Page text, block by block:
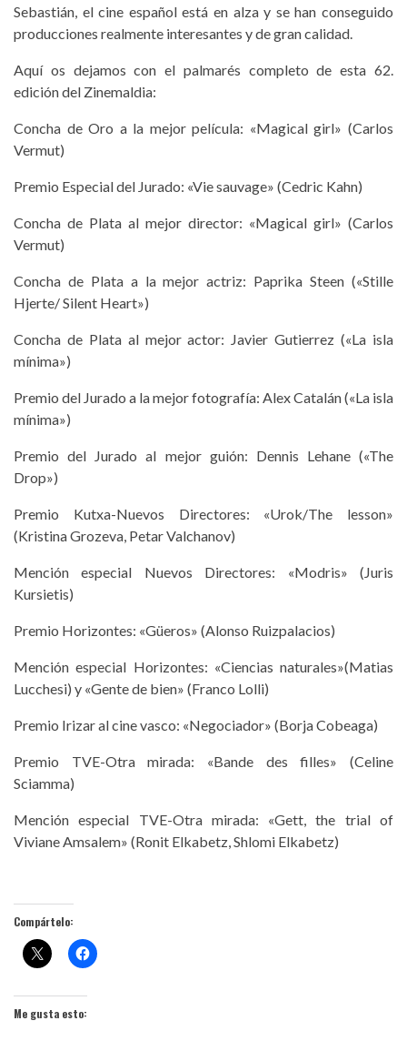
Sebastián, el cine español está en alza y se han conseguido
producciones realmente interesantes y de gran calidad.
Aquí os dejamos con el palmarés completo de esta 62.
edición del Zinemaldia:
Concha de Oro a la mejor película: «Magical girl» (Carlos
Vermut)
Premio Especial del Jurado: «Vie sauvage» (Cedric Kahn)
Concha de Plata al mejor director: «Magical girl» (Carlos
Vermut)
Concha de Plata a la mejor actriz: Paprika Steen («Stille
Hjerte/ Silent Heart»)
Concha de Plata al mejor actor: Javier Gutierrez («La isla
mínima»)
Premio del Jurado a la mejor fotografía: Alex Catalán («La isla
mínima»)
Premio del Jurado al mejor guión: Dennis Lehane («The
Drop»)
Premio Kutxa-Nuevos Directores: «Urok/The lesson»
(Kristina Grozeva, Petar Valchanov)
Mención especial Nuevos Directores: «Modris» (Juris
Kursietis)
Premio Horizontes: «Güeros» (Alonso Ruizpalacios)
Mención especial Horizontes: «Ciencias naturales»(Matias
Lucchesi) y «Gente de bien» (Franco Lolli)
Premio Irizar al cine vasco: «Negociador» (Borja Cobeaga)
Premio TVE-Otra mirada: «Bande des filles» (Celine
Sciamma)
Mención especial TVE-Otra mirada: «Gett, the trial of
Viviane Amsalem» (Ronit Elkabetz, Shlomi Elkabetz)
Compártelo:
Me gusta esto: